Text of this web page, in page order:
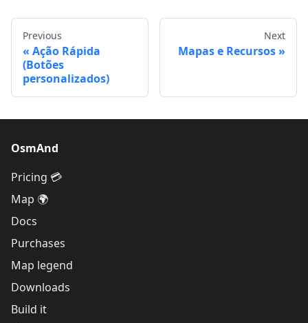
Previous
Ação Rápida
(Botões
personalizados)
Next
Mapas e Recursos
OsmAnd
Pricing 💳
Map 🌍
Docs
Purchases
Map legend
Downloads
Build it